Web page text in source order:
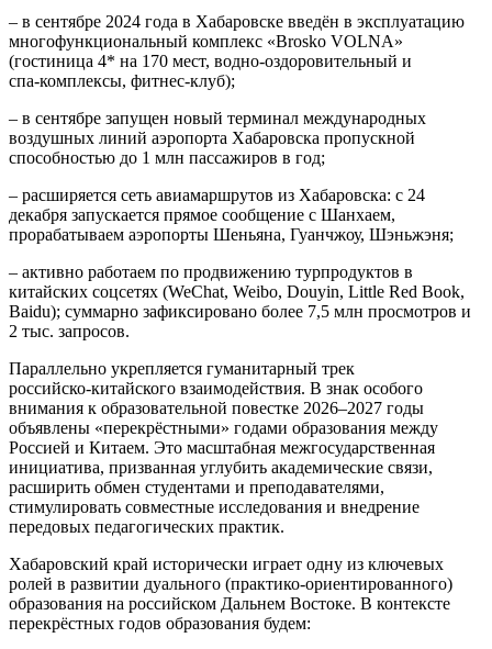
– в сентябре 2024 года в Хабаровске введён в эксплуатацию
многофункциональный комплекс «Brosko VOLNA»
(гостиница 4* на 170 мест, водно‑оздоровительный и
спа‑комплексы, фитнес‑клуб);
– в сентябре запущен новый терминал международных
воздушных линий аэропорта Хабаровска пропускной
способностью до 1 млн пассажиров в год;
– расширяется сеть авиамаршрутов из Хабаровска: с 24
декабря запускается прямое сообщение с Шанхаем,
прорабатываем аэропорты Шеньяна, Гуанчжоу, Шэньжэня;
– активно работаем по продвижению турпродуктов в
китайских соцсетях (WeChat, Weibo, Douyin, Little Red Book,
Baidu); суммарно зафиксировано более 7,5 млн просмотров и
2 тыс. запросов.
Параллельно укрепляется гуманитарный трек
российско‑китайского взаимодействия. В знак особого
внимания к образовательной повестке 2026–2027 годы
объявлены «перекрёстными» годами образования между
Россией и Китаем. Это масштабная межгосударственная
инициатива, призванная углубить академические связи,
расширить обмен студентами и преподавателями,
стимулировать совместные исследования и внедрение
передовых педагогических практик.
Хабаровский край исторически играет одну из ключевых
ролей в развитии дуального (практико‑ориентированного)
образования на российском Дальнем Востоке. В контексте
перекрёстных годов образования будем: